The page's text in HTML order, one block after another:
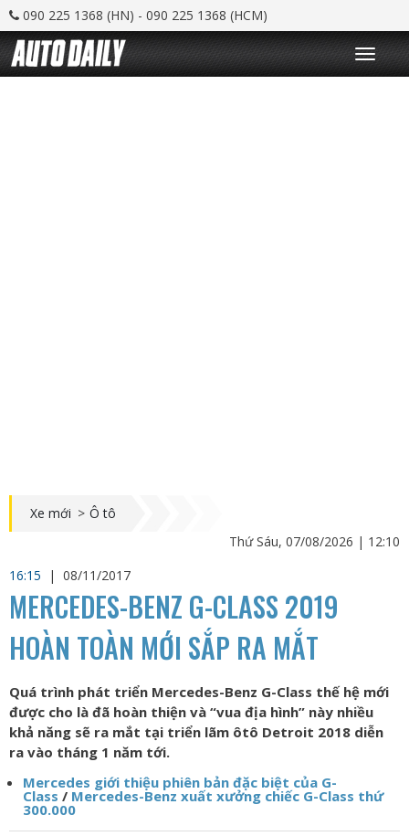
090 225 1368 (HN) - 090 225 1368 (HCM)
T
o
g
Xe mới > Ô tô
Thứ Sáu, 07/08/2026 | 12:10
16:15
| 08/11/2017
MERCEDES-BENZ G-CLASS 2019
HOÀN TOÀN MỚI SẮP RA MẮT
Quá trình phát triển Mercedes-Benz G-Class thế hệ mới
được cho là đã hoàn thiện và “vua địa hình” này nhiều
khả năng sẽ ra mắt tại triển lãm ôtô Detroit 2018 diễn
ra vào tháng 1 năm tới.
Mercedes giới thiệu phiên bản đặc biệt của G-
Class / Mercedes-Benz xuất xưởng chiếc G-Class thứ
300.000